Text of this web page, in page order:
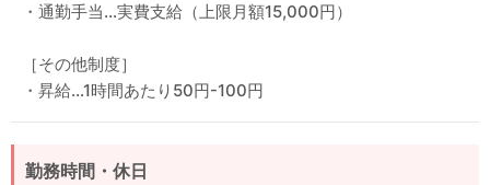
・通勤手当…実費支給（上限月額15,000円）
［その他制度］
・昇給…1時間あたり50円-100円
勤務時間・休日